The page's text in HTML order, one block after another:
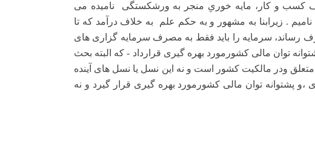
کسب و کار، مایه خوریِ منجر به ورشکستگی
نامیده می
. زیرابنا به مشهور و به حکم علم
به خلاف درآمد که تا
رساند، سرمایه را باید فقط به مصرف سرمایه گزاری های
توان مالی کشورمورد بهره گیری قرارداد - که البته بحث
متعلق ودر مالکیت کشور است و نه این نسل یا نسل های آینده
،و پشتوانه توان مالی کشورمورد بهره گیری قرار گیرد و نه